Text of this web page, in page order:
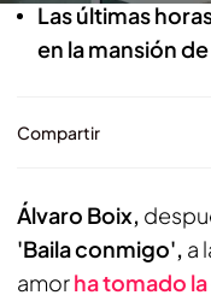
Las últimas
en la mansión
Compartir
Álvaro Boix,
'Baila conmigo', a
amorha tomado